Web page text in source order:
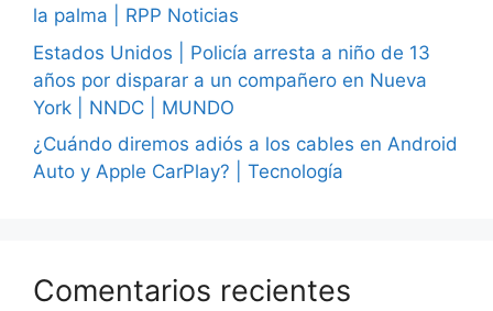
la palma | RPP Noticias
Estados Unidos | Policía arresta a niño de 13
años por disparar a un compañero en Nueva
York | NNDC | MUNDO
¿Cuándo diremos adiós a los cables en Android
Auto y Apple CarPlay? | Tecnología
Comentarios recientes